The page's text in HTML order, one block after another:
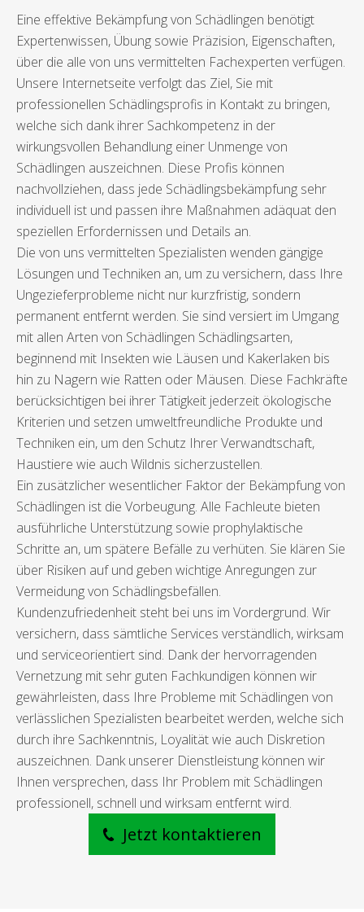
Eine effektive Bekämpfung von Schädlingen benötigt
Expertenwissen, Übung sowie Präzision, Eigenschaften,
über die alle von uns vermittelten Fachexperten verfügen.
Unsere Internetseite verfolgt das Ziel, Sie mit
professionellen Schädlingsprofis in Kontakt zu bringen,
welche sich dank ihrer Sachkompetenz in der
wirkungsvollen Behandlung einer Unmenge von
Schädlingen auszeichnen. Diese Profis können
nachvollziehen, dass jede Schädlingsbekämpfung sehr
individuell ist und passen ihre Maßnahmen adäquat den
speziellen Erfordernissen und Details an.
Die von uns vermittelten Spezialisten wenden gängige
Lösungen und Techniken an, um zu versichern, dass Ihre
Ungezieferprobleme nicht nur kurzfristig, sondern
permanent entfernt werden. Sie sind versiert im Umgang
mit allen Arten von Schädlingen Schädlingsarten,
beginnend mit Insekten wie Läusen und Kakerlaken bis
hin zu Nagern wie Ratten oder Mäusen. Diese Fachkräfte
berücksichtigen bei ihrer Tätigkeit jederzeit ökologische
Kriterien und setzen umweltfreundliche Produkte und
Techniken ein, um den Schutz Ihrer Verwandtschaft,
Haustiere wie auch Wildnis sicherzustellen.
Ein zusätzlicher wesentlicher Faktor der Bekämpfung von
Schädlingen ist die Vorbeugung. Alle Fachleute bieten
ausführliche Unterstützung sowie prophylaktische
Schritte an, um spätere Befälle zu verhüten. Sie klären Sie
über Risiken auf und geben wichtige Anregungen zur
Vermeidung von Schädlingsbefällen.
Kundenzufriedenheit steht bei uns im Vordergrund. Wir
versichern, dass sämtliche Services verständlich, wirksam
und serviceorientiert sind. Dank der hervorragenden
Vernetzung mit sehr guten Fachkundigen können wir
gewährleisten, dass Ihre Probleme mit Schädlingen von
verlässlichen Spezialisten bearbeitet werden, welche sich
durch ihre Sachkenntnis, Loyalität wie auch Diskretion
auszeichnen. Dank unserer Dienstleistung können wir
Ihnen versprechen, dass Ihr Problem mit Schädlingen
professionell, schnell und wirksam entfernt wird.
Jetzt kontaktieren